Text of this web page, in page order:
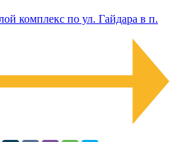
комплекс по ул. Гайдара в п.